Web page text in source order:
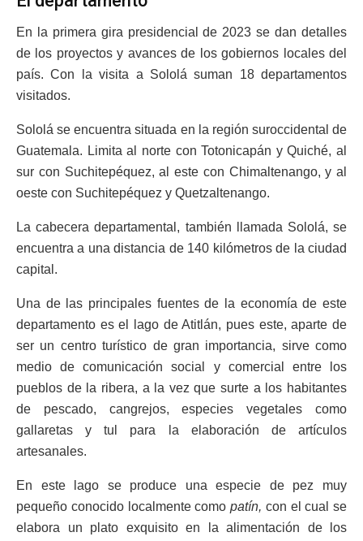
En la primera gira presidencial de 2023 se dan detalles
de los proyectos y avances de los gobiernos locales del
país. Con la visita a Sololá suman 18 departamentos
visitados.
Sololá se encuentra situada en la región suroccidental de
Guatemala. Limita al norte con Totonicapán y Quiché, al
sur con Suchitepéquez, al este con Chimaltenango, y al
oeste con Suchitepéquez y Quetzaltenango.
La cabecera departamental, también llamada Sololá, se
encuentra a una distancia de 140 kilómetros de la ciudad
capital.
Una de las principales fuentes de la economía de este
departamento es el lago de Atitlán, pues este, aparte de
ser un centro turístico de gran importancia, sirve como
medio de comunicación social y comercial entre los
pueblos de la ribera, a la vez que surte a los habitantes
de pescado, cangrejos, especies vegetales como
gallaretas y tul para la elaboración de artículos
artesanales.
En este lago se produce una especie de pez muy
pequeño conocido localmente como patín, con el cual se
elabora un plato exquisito en la alimentación de los